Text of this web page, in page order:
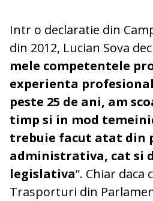
Intr o declaratie din
din 2012, Lucian Sova
mele competentele
experienta
peste 25 de ani, am
timp si in mod
trebuie facut atat din
administrativa, cat si
legislativa”. Chiar daca
Trasporturi din